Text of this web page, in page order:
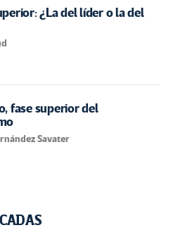
¿La del líder o la del
fase superior del
Savater